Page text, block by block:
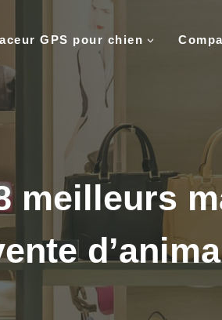
GPS pour chien
meilleurs